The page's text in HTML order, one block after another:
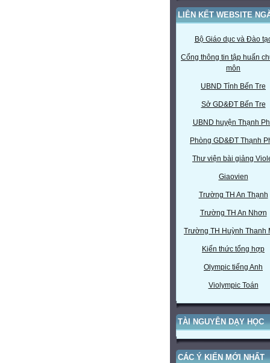
LIÊN KẾT WEBSITE
Bộ Giáo dục và Đào
Cổng thông tin tập huấn
môn
UBND Tỉnh Bến Tre
Sở GD&ĐT Bến Tre
UBND huyện Thạnh
Phòng GD&ĐT Thạnh
Thư viện bài giảng
Giaovien
Trường TH An Thạnh
Trường TH An Nhơn
Trường TH Huỳnh Thanh
Kiến thức tổng hợp
Olympic tiếng Anh
Violympic Toán
TÀI NGUYÊN DẠY HỌC
CÁC Ý KIẾN MỚI NHẤT